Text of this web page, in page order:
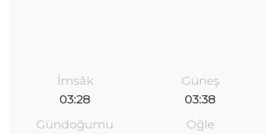
İmsâk
03:28
Güneş
03:38
Gündoğumu
Öğle